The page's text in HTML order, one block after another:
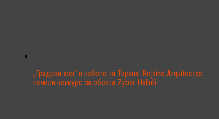
„Градски хор“ в небето на Тирана: Rojkind Arquitectos
печели конкурс за обекта Zyber Hallulli